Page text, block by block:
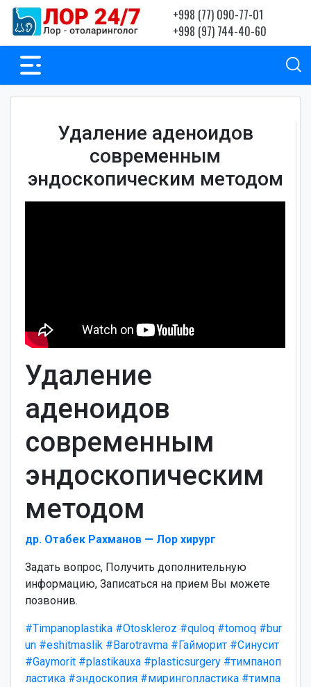
+998 (77) 090-77-01
+998 (97) 744-40-60
Удаление аденоидов
современным
эндоскопическим методом
Удаление
аденоидов
современным
эндоскопическим
методом
др. Отабек Рахманов — Лор хирург
Задать вопрос, Получить дополнительную
информацию, Записаться на прием Вы можете
позвонив.
#Timpanoplastika #Otoskleroz #quloq #tomoq #bur
un #eshitmaslik #Barotravma #Гайморит #Синусит
#Gaymorit #plastikauxa #plasticsurgery #тимпаноп
ластика #эндоскопия #мирингопластика #тимпа